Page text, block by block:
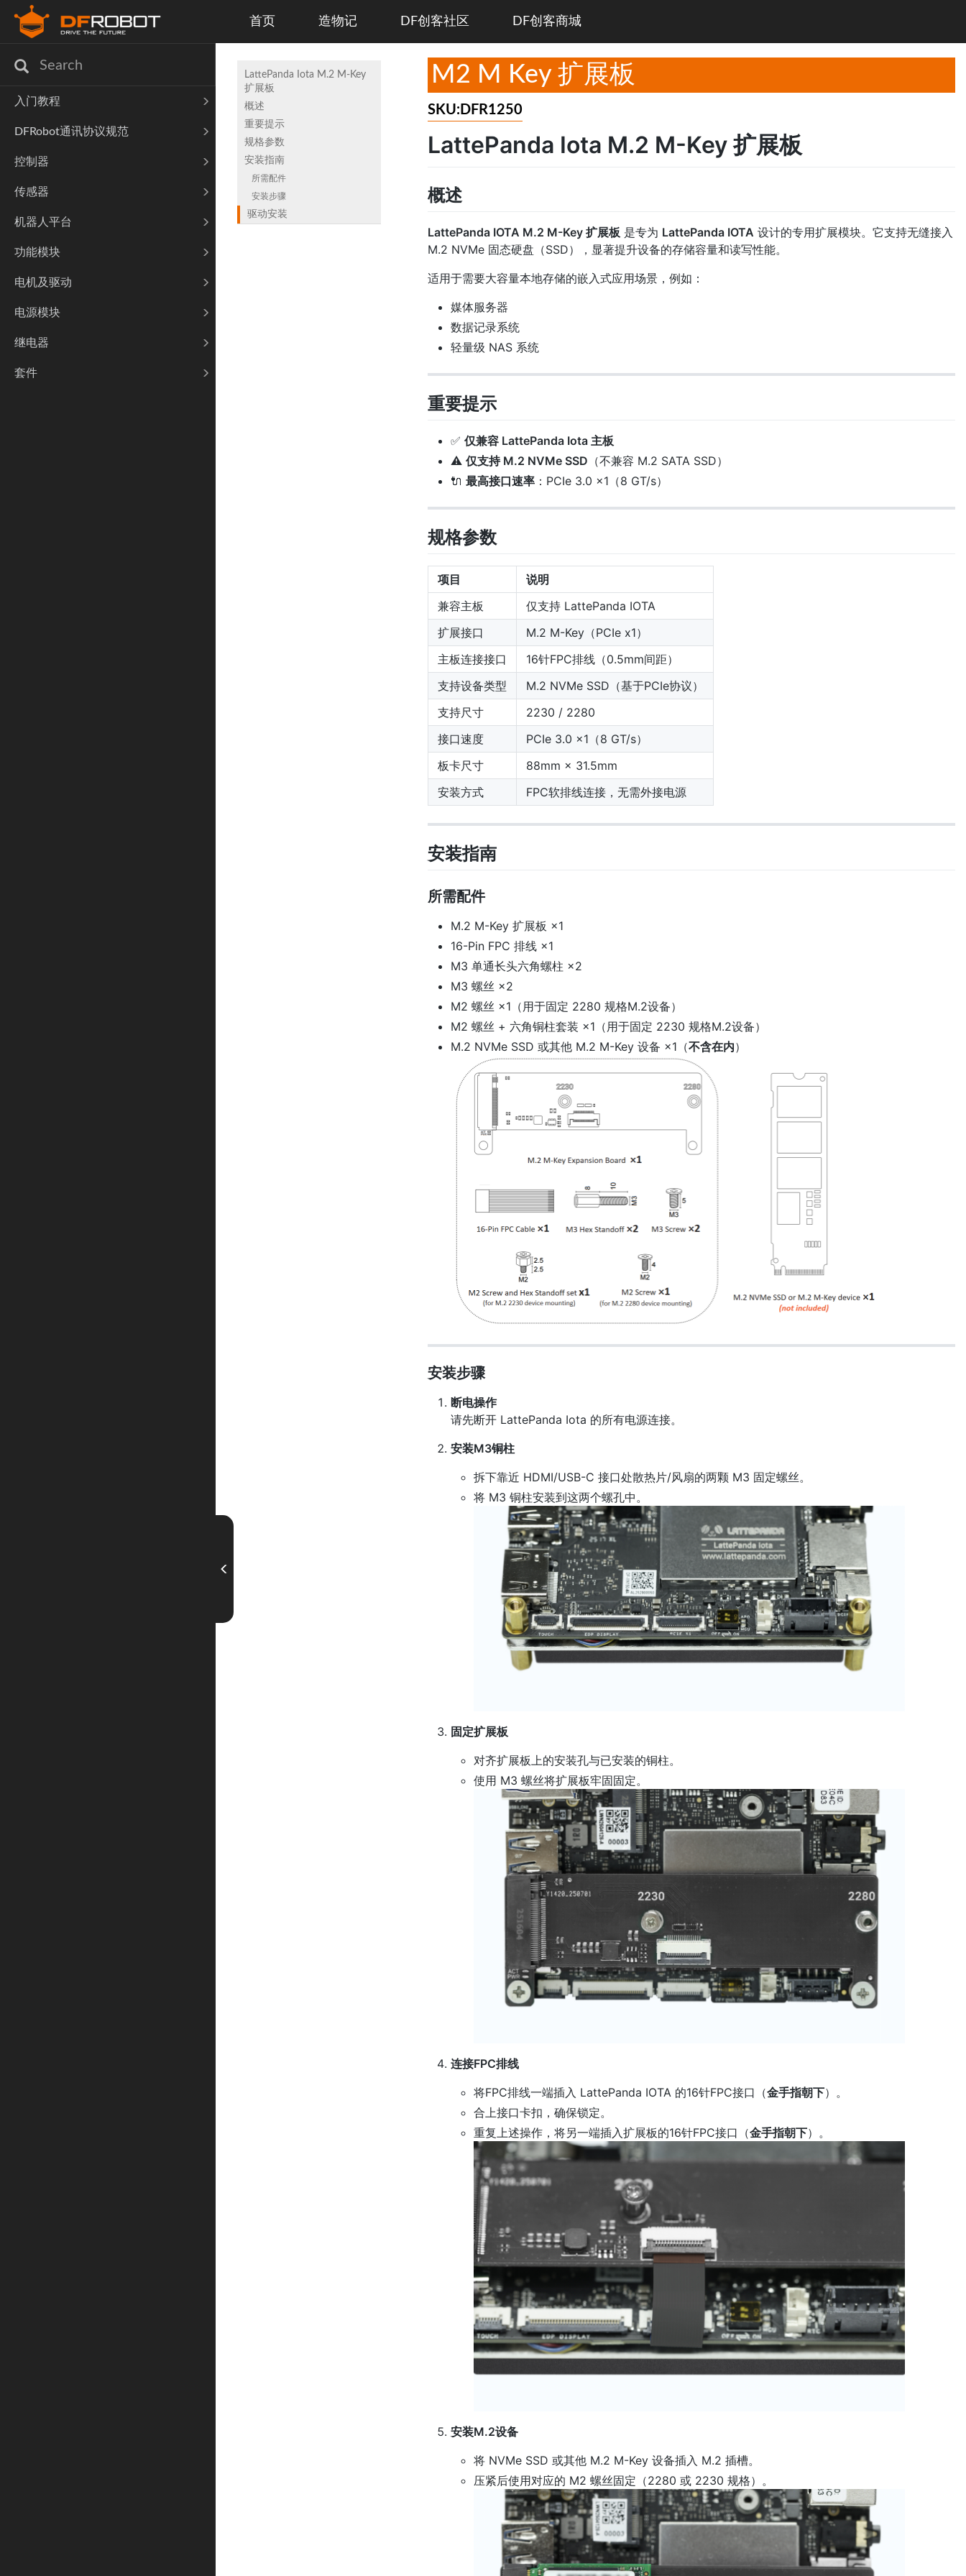
首页 造物记 DF创客社区 DF创客商城
入门教程
DFRobot通讯协议规范
控制器
传感器
机器人平台
功能模块
电机及驱动
电源模块
继电器
套件
LattePanda Iota M.2 M-Key
扩展板
概述
重要提示
规格参数
安装指南
所需配件
安装步骤
驱动安装
M2 M Key 扩展板
SKU:DFR1250
LattePanda Iota M.2 M-Key 扩展板
概述
LattePanda IOTA M.2 M-Key 扩展板 是专为 LattePanda IOTA 设计的专用扩展模块。它支持无缝接入
M.2 NVMe 固态硬盘（SSD），显著提升设备的存储容量和读写性能。
适用于需要大容量本地存储的嵌入式应用场景，例如：
媒体服务器
数据记录系统
轻量级 NAS 系统
重要提示
✅ 仅兼容 LattePanda Iota 主板
⚠️ 仅支持 M.2 NVMe SSD （不兼容 M.2 SATA SSD）
🔌 最高接口速率 ：PCIe 3.0 ×1（8 GT/s）
规格参数
项目
说明
兼容主板
仅支持 LattePanda IOTA
扩展接口
M.2 M-Key（PCIe x1）
主板连接接口
16针FPC排线（0.5mm间距）
支持设备类型
M.2 NVMe SSD（基于PCIe协议）
支持尺寸
2230 / 2280
接口速度
PCIe 3.0 ×1（8 GT/s）
板卡尺寸
88mm × 31.5mm
安装方式
FPC软排线连接，无需外接电源
安装指南
所需配件
M.2 M-Key 扩展板 ×1
16-Pin FPC 排线 ×1
M3 单通长头六角螺柱 ×2
M3 螺丝 ×2
M2 螺丝 ×1（用于固定 2280 规格M.2设备）
M2 螺丝 + 六角铜柱套装 ×1（用于固定 2230 规格M.2设备）
M.2 NVMe SSD 或其他 M.2 M-Key 设备 ×1（不含在内）
安装步骤
断电操作
请先断开 LattePanda Iota 的所有电源连接。
安装M3铜柱
拆下靠近 HDMI/USB-C 接口处散热片/风扇的两颗 M3 固定螺丝。
将 M3 铜柱安装到这两个螺孔中。
固定扩展板
对齐扩展板上的安装孔与已安装的铜柱。
使用 M3 螺丝将扩展板牢固固定。
连接FPC排线
将FPC排线一端插入 LattePanda IOTA 的16针FPC接口（金手指朝下）。
合上接口卡扣，确保锁定。
重复上述操作，将另一端插入扩展板的16针FPC接口（金手指朝下）。
安装M.2设备
将 NVMe SSD 或其他 M.2 M-Key 设备插入 M.2 插槽。
压紧后使用对应的 M2 螺丝固定（2280 或 2230 规格）。